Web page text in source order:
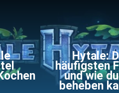
Hytale:
häufigsten
und wie
beheben